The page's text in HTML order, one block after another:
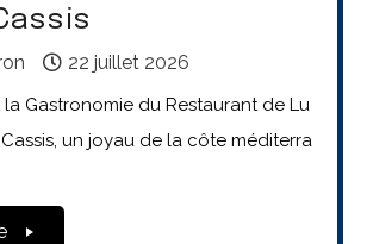
22 juillet 2026
la Gastronomie du Restaurant de Lu
un joyau de la côte méditerra